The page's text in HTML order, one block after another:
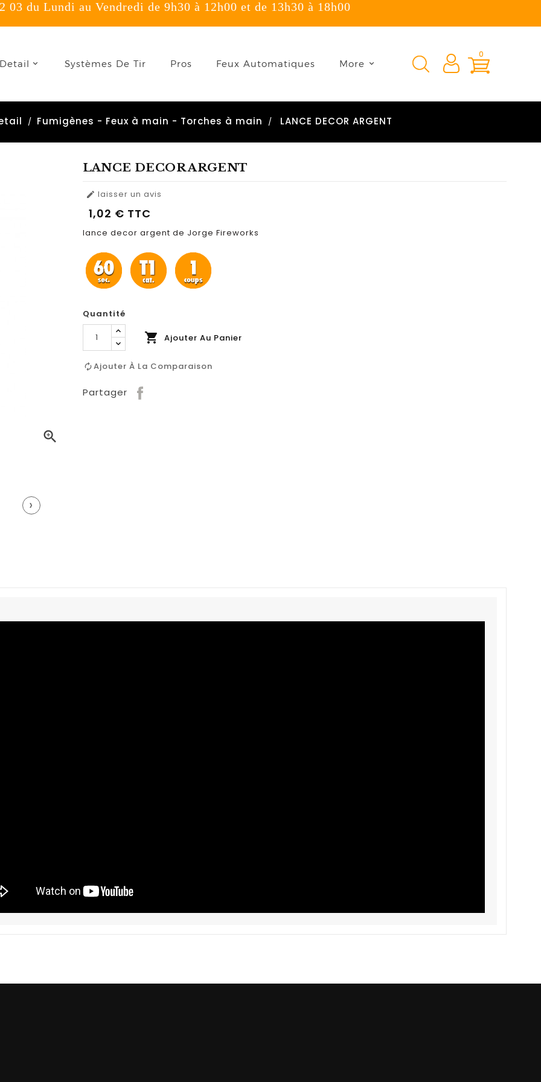
du Lundi au Vendredi de 9h30 à 12h00 et de 13h30 à 18h00
0
Systèmes De Tir Pros Feux Automatiques More
Fumigènes - Feux à main - Torches à main LANCE DECOR ARGENT

›
LANCE DECOR ARGENT
 laisser un avis
1,02 € TTC
lance decor argent de Jorge Fireworks
Quantité
 Ajouter Au Panier
Ajouter À La Comparaison
Partager
×
need to be logged in to save products in your wish list.
Annuler Connexion